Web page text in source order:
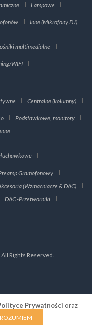
Lampowe
Inne (Mikrofony DJ)
multimedialne
WIFI
Centralne (kolumny)
Podstawkowe, monitory
Gramofonowy
(Wzmacniacze & DAC)
DAC -Przetworniki
All Rights Reserved.
Prywatności oraz
ROZUMIEM